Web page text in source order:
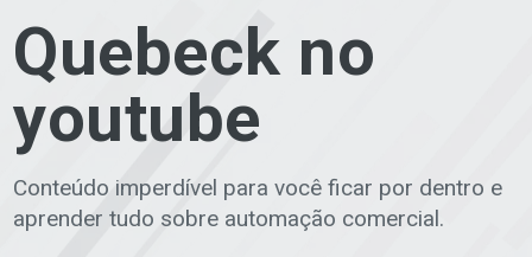
Quebeck no
youtube
Conteúdo imperdível para você ficar por dentro e
aprender tudo sobre automação comercial.